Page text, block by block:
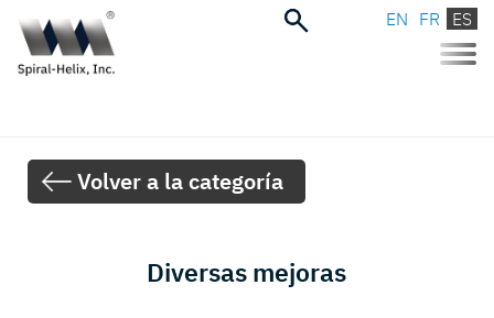
Toggle
EN FR ES
Volver a la categoría
Diversas mejoras